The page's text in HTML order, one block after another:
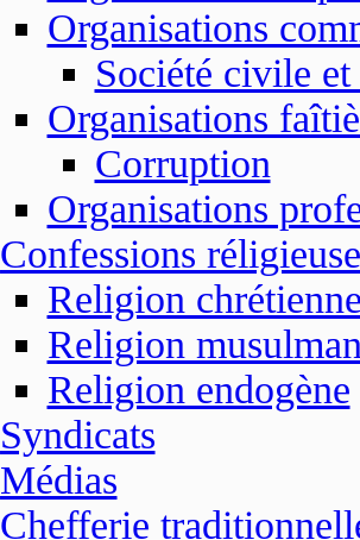
Organisations
Société civile
Organisations
Corruption
Organisations
Confessions
Religion
Religion
Religion endogène
Syndicats
Médias
Chefferie